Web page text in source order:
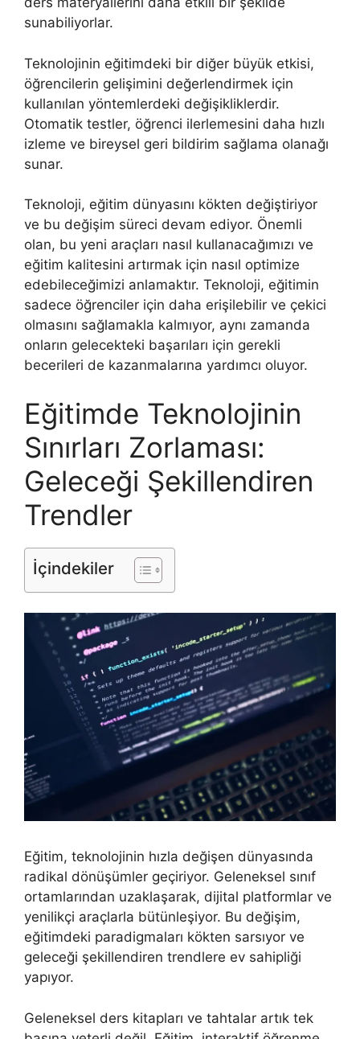
sunabiliyorlar.
Teknolojinin eğitimdeki bir diğer büyük etkisi,
öğrencilerin gelişimini değerlendirmek için
kullanılan yöntemlerdeki değişikliklerdir.
Otomatik testler, öğrenci ilerlemesini daha hızlı
izleme ve bireysel geri bildirim sağlama olanağı
sunar.
Teknoloji, eğitim dünyasını kökten değiştiriyor
ve bu değişim süreci devam ediyor. Önemli
olan, bu yeni araçları nasıl kullanacağımızı ve
eğitim kalitesini artırmak için nasıl optimize
edebileceğimizi anlamaktır. Teknoloji, eğitimin
sadece öğrenciler için daha erişilebilir ve çekici
olmasını sağlamakla kalmıyor, aynı zamanda
onların gelecekteki başarıları için gerekli
becerileri de kazanmalarına yardımcı oluyor.
Eğitimde Teknolojinin
Sınırları Zorlaması:
Geleceği Şekillendiren
Trendler
İçindekiler
Eğitim, teknolojinin hızla değişen dünyasında
radikal dönüşümler geçiriyor. Geleneksel sınıf
ortamlarından uzaklaşarak, dijital platformlar ve
yenilikçi araçlarla bütünleşiyor. Bu değişim,
eğitimdeki paradigmaları kökten sarsıyor ve
geleceği şekillendiren trendlere ev sahipliği
yapıyor.
Geleneksel ders kitapları ve tahtalar artık tek